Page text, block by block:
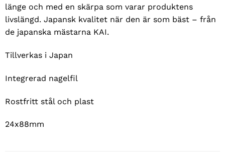
länge och med en skärpa som varar produktens
livslängd. Japansk kvalitet när den är som bäst – från
de japanska mästarna KAI.
Tillverkas i Japan
Integrerad nagelfil
Rostfritt stål och plast
24x88mm